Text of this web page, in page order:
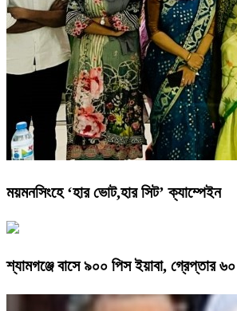
ময়মনসিংহে ‘হার ভোট,হার সিট’ ক্যাম্পেইন
শ্যামগঞ্জে বাসে ৯০০ পিস ইয়াবা, গ্রেপ্তার